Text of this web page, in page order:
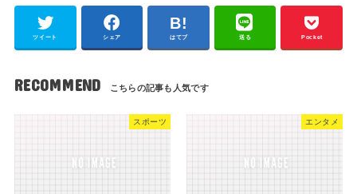
ツイート シェア はてブ 送る Pocket
RECOMMEND
スポーツ エンタメ